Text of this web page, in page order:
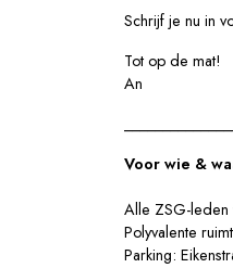
Schrijf je nu in
Tot op de mat!
An
Voor wie &
Alle ZSG-leden
Polyvalente
Parking: